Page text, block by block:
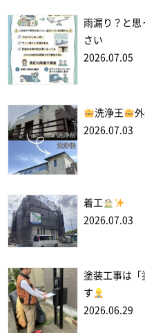
雨漏り？と
さい
2026.07.05
洗浄王
2026.07.03
着工
2026.07.03
塗装工事は「
す
2026.06.29